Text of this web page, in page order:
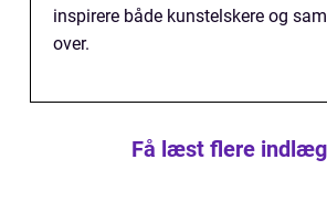
inspirere både kunstelskere og
over.
Få læst flere